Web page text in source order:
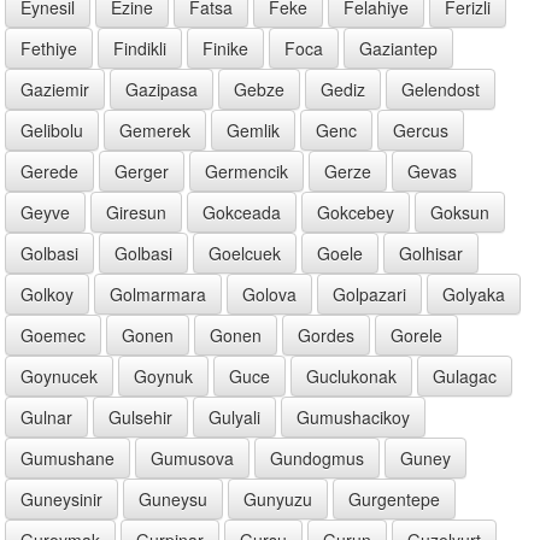
Eynesil Ezine Fatsa Feke Felahiye
Ferizli
Fethiye
Findikli Finike Foca
Gaziantep
Gaziemir
Gazipasa Gebze Gediz
Gelendost
Gelibolu
Gemerek Gemlik Genc
Gercus
Gerede
Gerger Germencik Gerze
Gevas
Geyve
Giresun Gokceada Gokcebey
Goksun
Golbasi
Golbasi Goelcuek Goele
Golhisar
Golkoy
Golmarmara Golova Golpazari
Golyaka
Goemec
Gonen Gonen Gordes
Gorele
Goynucek
Goynuk Guce Guclukonak
Gulagac
Gulnar
Gulsehir Gulyali
Gumushacikoy
Gumushane
Gumusova Gundogmus
Guney
Guneysinir
Guneysu Gunyuzu
Gurgentepe